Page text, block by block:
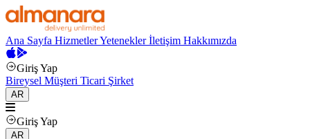
Ana Sayfa HizmetlerYeteneklerİletişim Hakkımızda
Giriş Yap
Bireysel Müşteri Ticari Şirket
AR
Giriş Yap
AR